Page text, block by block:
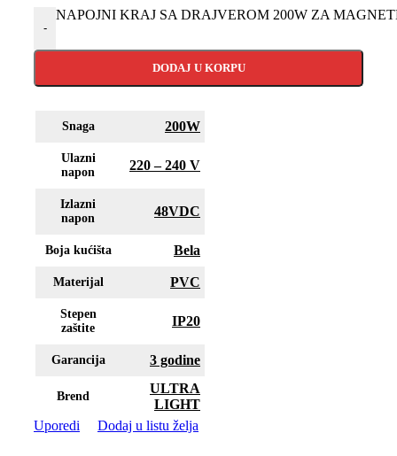
-
NAPOJNI KRAJ SA DRAJVEROM 200W ZA
DODAJ U KORPU
Snaga 200W
Ulazni
napon
220 – 240 V
Izlazni
napon
48VDC
Boja kućišta Bela
Materijal PVC
Stepen
zaštite
IP20
Garancija 3 godine
Brend
ULTRA
LIGHT
Uporedi
Dodaj u listu želja